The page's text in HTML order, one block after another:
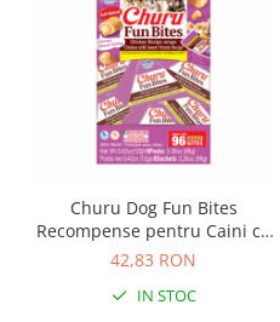
Churu Dog Fun Bites
Recompense pentru Caini cu
Pui si Cartof Dulce
42,83 RON
IN STOC